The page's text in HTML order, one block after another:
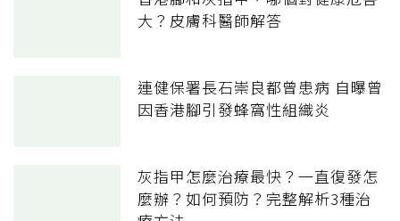
大？皮膚科醫師解答
連健保署長石崇良都曾患病 自曝曾
因香港腳引發蜂窩性組織炎
灰指甲怎麼治療最快？一直復發怎
麼辦？如何預防？完整解析3種治